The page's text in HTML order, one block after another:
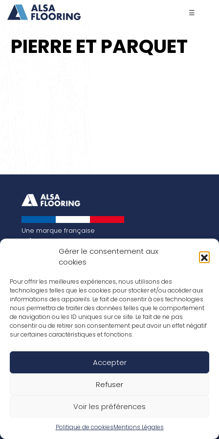
Gérer le consentement aux
cookies
Pour offrir les meilleures expériences, nous utilisons des
technologies telles que les cookies pour stocker et/ou accéder aux
informations des appareils. Le fait de consentir à ces technologies
nous permettra de traiter des données telles que le comportement
de navigation ou les ID uniques sur ce site. Le fait de ne pas
consentir ou de retirer son consentement peut avoir un effet négatif
sur certaines caractéristiques et fonctions.
Accepter
Refuser
Voir les préférences
Politique de cookiesMentions Légales
☰
PIERRE ET PARQUET
Une marque française
Qui sommes-nous
Notre histoire
Les chiffres clés
FR
EN
Nos revêtements
Nos Stratifiés
Nos accessoires
Nos parquets
Conditions de garantie
Déclaration de performance
Politique de confidentialité